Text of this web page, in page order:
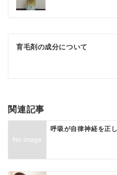
ナ
ビ
ゲ
シ
ン
育毛剤の成分について
関連記事
呼吸が自律神経を正